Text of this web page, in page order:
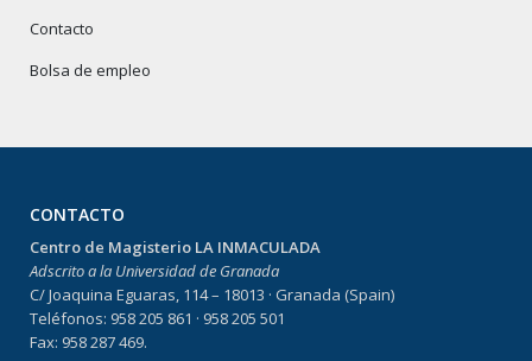
Contacto
Bolsa de empleo
CONTACTO
Centro de Magisterio LA INMACULADA
Adscrito a la Universidad de Granada
C/ Joaquina Eguaras, 114 – 18013 · Granada (Spain)
Teléfonos: 958 205 861 · 958 205 501
Fax: 958 287 469.